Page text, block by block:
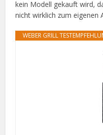
kein Modell gekauft wird,
nicht wirklich zum eigenen
WEBER GRILL